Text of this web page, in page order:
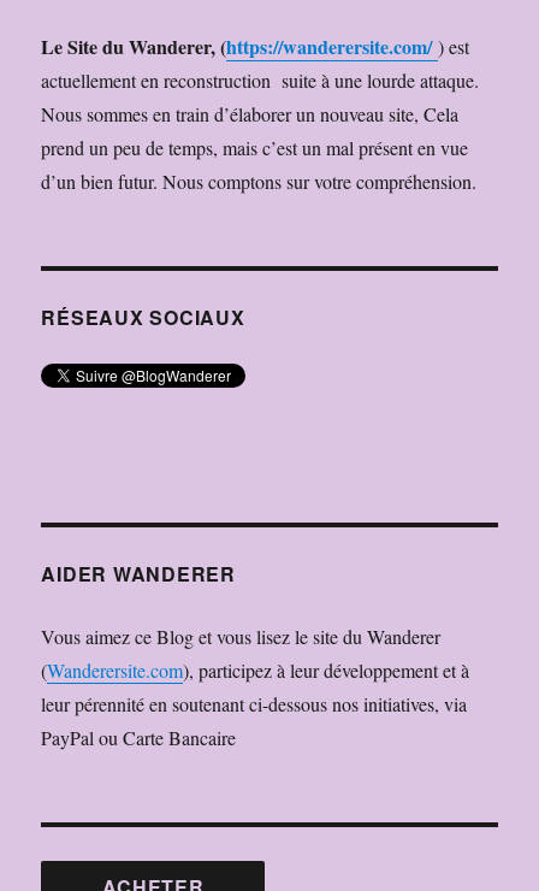
Le Site du Wanderer,(https://wanderersite.com/) est
actuellement en reconstruction suite à une lourde attaque.
Nous sommes en train d’élaborer un nouveau site, Cela
prend un peu de temps, mais c’est un mal présent en vue
d’un bien futur. Nous comptons sur votre compréhension.
RÉSEAUX SOCIAUX
AIDER WANDERER
Vous aimez ce Blog et vous lisez le site du Wanderer
(Wanderersite.com), participez à leur développement et à
leur pérennité en soutenant ci-dessous nos initiatives, via
PayPal ou Carte Bancaire